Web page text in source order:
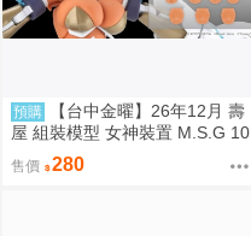
預購
【台中金曜】26年12月 壽
屋 組裝模型 女神裝置 M.S.G 10
臉部套組 PUNI☆MOFU 用 膚色
E 0819
售價 280